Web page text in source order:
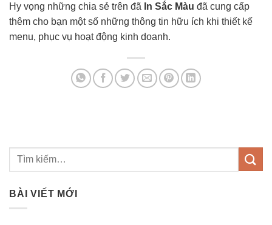
Hy vọng những chia sẻ trên đã In Sắc Màu đã cung cấp
thêm cho bạn một số những thông tin hữu ích khi thiết kế
menu, phục vụ hoạt động kinh doanh.
BÀI VIẾT MỚI